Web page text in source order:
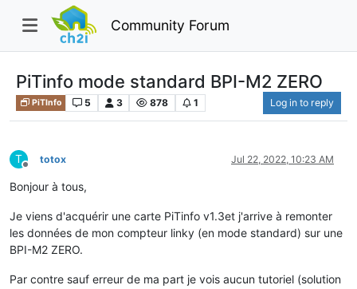
Community Forum
PiTinfo mode standard BPI-M2 ZERO
PiTInfo 5 3 878 1 Log in to reply
T
Offline
totox Jul 22, 2022, 10:23 AM
Bonjour à tous,
Je viens d'acquérir une carte PiTinfo v1.3et j'arrive à remonter
les données de mon compteur linky (en mode standard) sur une
BPI-M2 ZERO.
Par contre sauf erreur de ma part je vois aucun tutoriel (solution